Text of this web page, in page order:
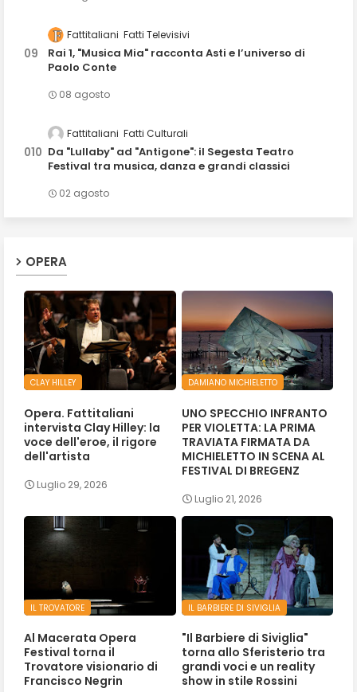
Fattitaliani Fatti Televisivi
Rai 1, "Musica Mia" racconta Asti e l’universo di
Paolo Conte
08 agosto
Fattitaliani Fatti Culturali
Da "Lullaby" ad "Antigone": il Segesta Teatro
Festival tra musica, danza e grandi classici
02 agosto
OPERA
CLAY HILLEY
Opera. Fattitaliani
intervista Clay Hilley: la
voce dell'eroe, il rigore
dell'artista
Luglio 29, 2026
DAMIANO MICHIELETTO
UNO SPECCHIO INFRANTO
PER VIOLETTA: LA PRIMA
TRAVIATA FIRMATA DA
MICHIELETTO IN SCENA AL
FESTIVAL DI BREGENZ
Luglio 21, 2026
IL TROVATORE
Al Macerata Opera
Festival torna il
Trovatore visionario di
Francisco Negrin
IL BARBIERE DI SIVIGLIA
"Il Barbiere di Siviglia"
torna allo Sferisterio tra
grandi voci e un reality
show in stile Rossini